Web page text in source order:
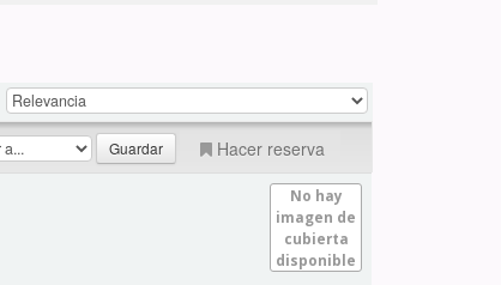
Hacer reserva
No hay
imagen de
cubierta
disponible